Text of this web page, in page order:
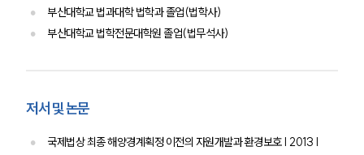
부산대학교 법과대학 법학과 졸업(법학사)
부산대학교 법학전문대학원 졸업(법무석사)
저서 및 논문
국제법상 최종 해양경계획정 이전의 자원개발과 환경보호 | 2013 |